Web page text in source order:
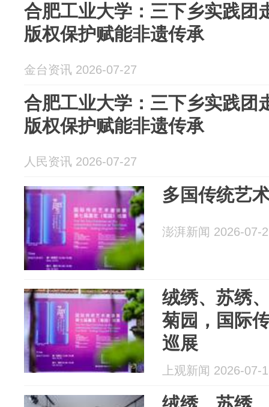
合肥工业大学：三下乡实践团
版权保护赋能非遗传承
金台资讯 2026-07-27
合肥工业大学：三下乡实践团
版权保护赋能非遗传承
人民资讯 2026-07-27
多国传统艺
澎湃新闻 2026-07-
绒绣、苏绣
菊园，国际
巡展
上观新闻 2026-07-